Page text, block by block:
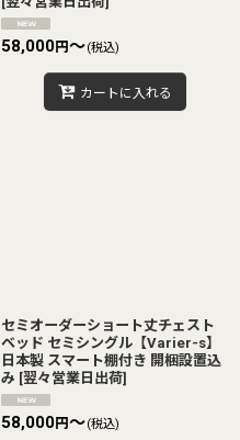
58,000円～(税込)
カートに入れる
セミオーダーショート丈チェスト
ベッド セミシングル【Varier-s】
日本製 スマート棚付き 開梱設置込
み [翌々営業日出荷]
58,000円～(税込)